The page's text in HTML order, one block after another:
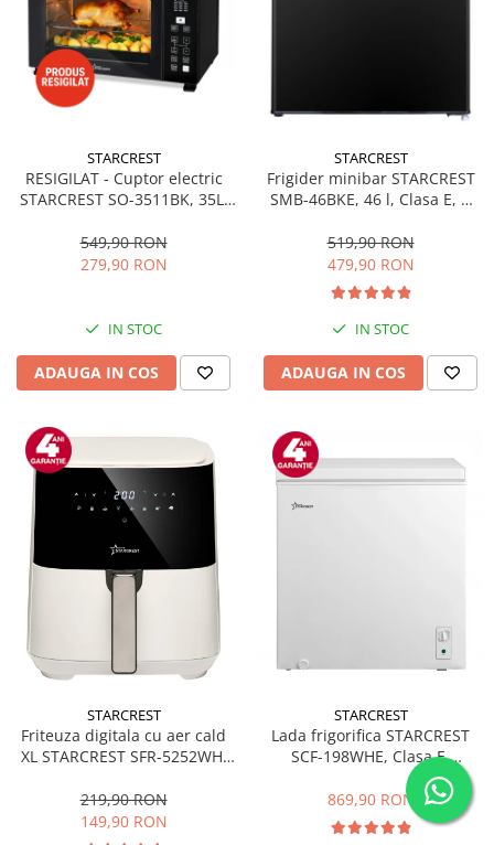
STARCREST
RESIGILAT - Cuptor electric
STARCREST SO-3511BK, 35L,
Programe predefinite,
Interfata digitala, Negru
549,90 RON
279,90 RON
IN STOC
ADAUGA IN COS
STARCREST
Frigider minibar STARCREST
SMB-46BKE, 46 l, Clasa E, H
519,90 RON
479,90 RON
IN STOC
ADAUGA IN COS
STARCREST
Friteuza digitala cu aer cald
XL STARCREST SFR-5252WH,
200 °C, 8 programe
predefinite, Alb
219,90 RON
149,90 RON
STARCREST
Lada frigorifica STARCREST
SCF-198WHE, Clasa E,
Capacitate 198L, Sistem
convertibil - functie frigider,
Termostat reglabil, Alb
869,90 RON